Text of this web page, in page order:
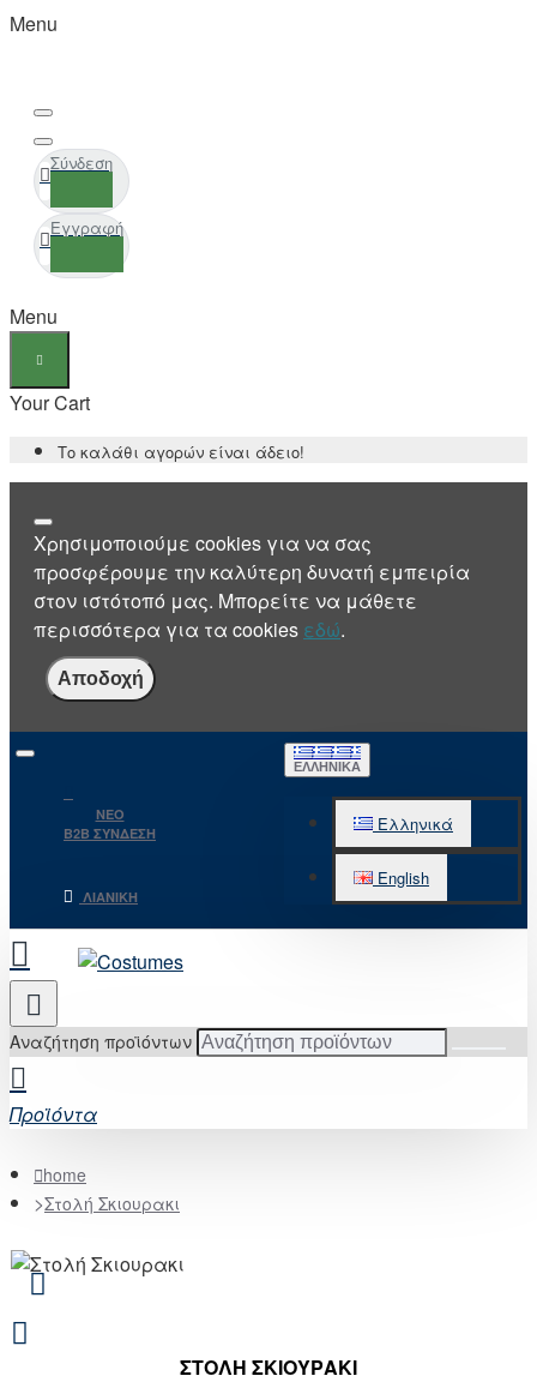
Menu
Σύνδεση
Εγγραφή
Menu
Your Cart
Το καλάθι αγορών είναι άδειο!
Χρησιμοποιούμε cookies για να σας
προσφέρουμε την καλύτερη δυνατή εμπειρία
στον ιστότοπό μας. Μπορείτε να μάθετε
περισσότερα για τα cookies εδώ.
Αποδοχή
NEO
B2B ΣΥΝΔΕΣΗ
ΛΙΑΝΙΚΉ
ΕΛΛΗΝΙΚΆ
Ελληνικά
English
Αναζήτηση προϊόντων
Προϊόντα
home
Στολή Σκιουρακι
ΣΤΟΛΉ ΣΚΙΟΥΡΑΚΙ